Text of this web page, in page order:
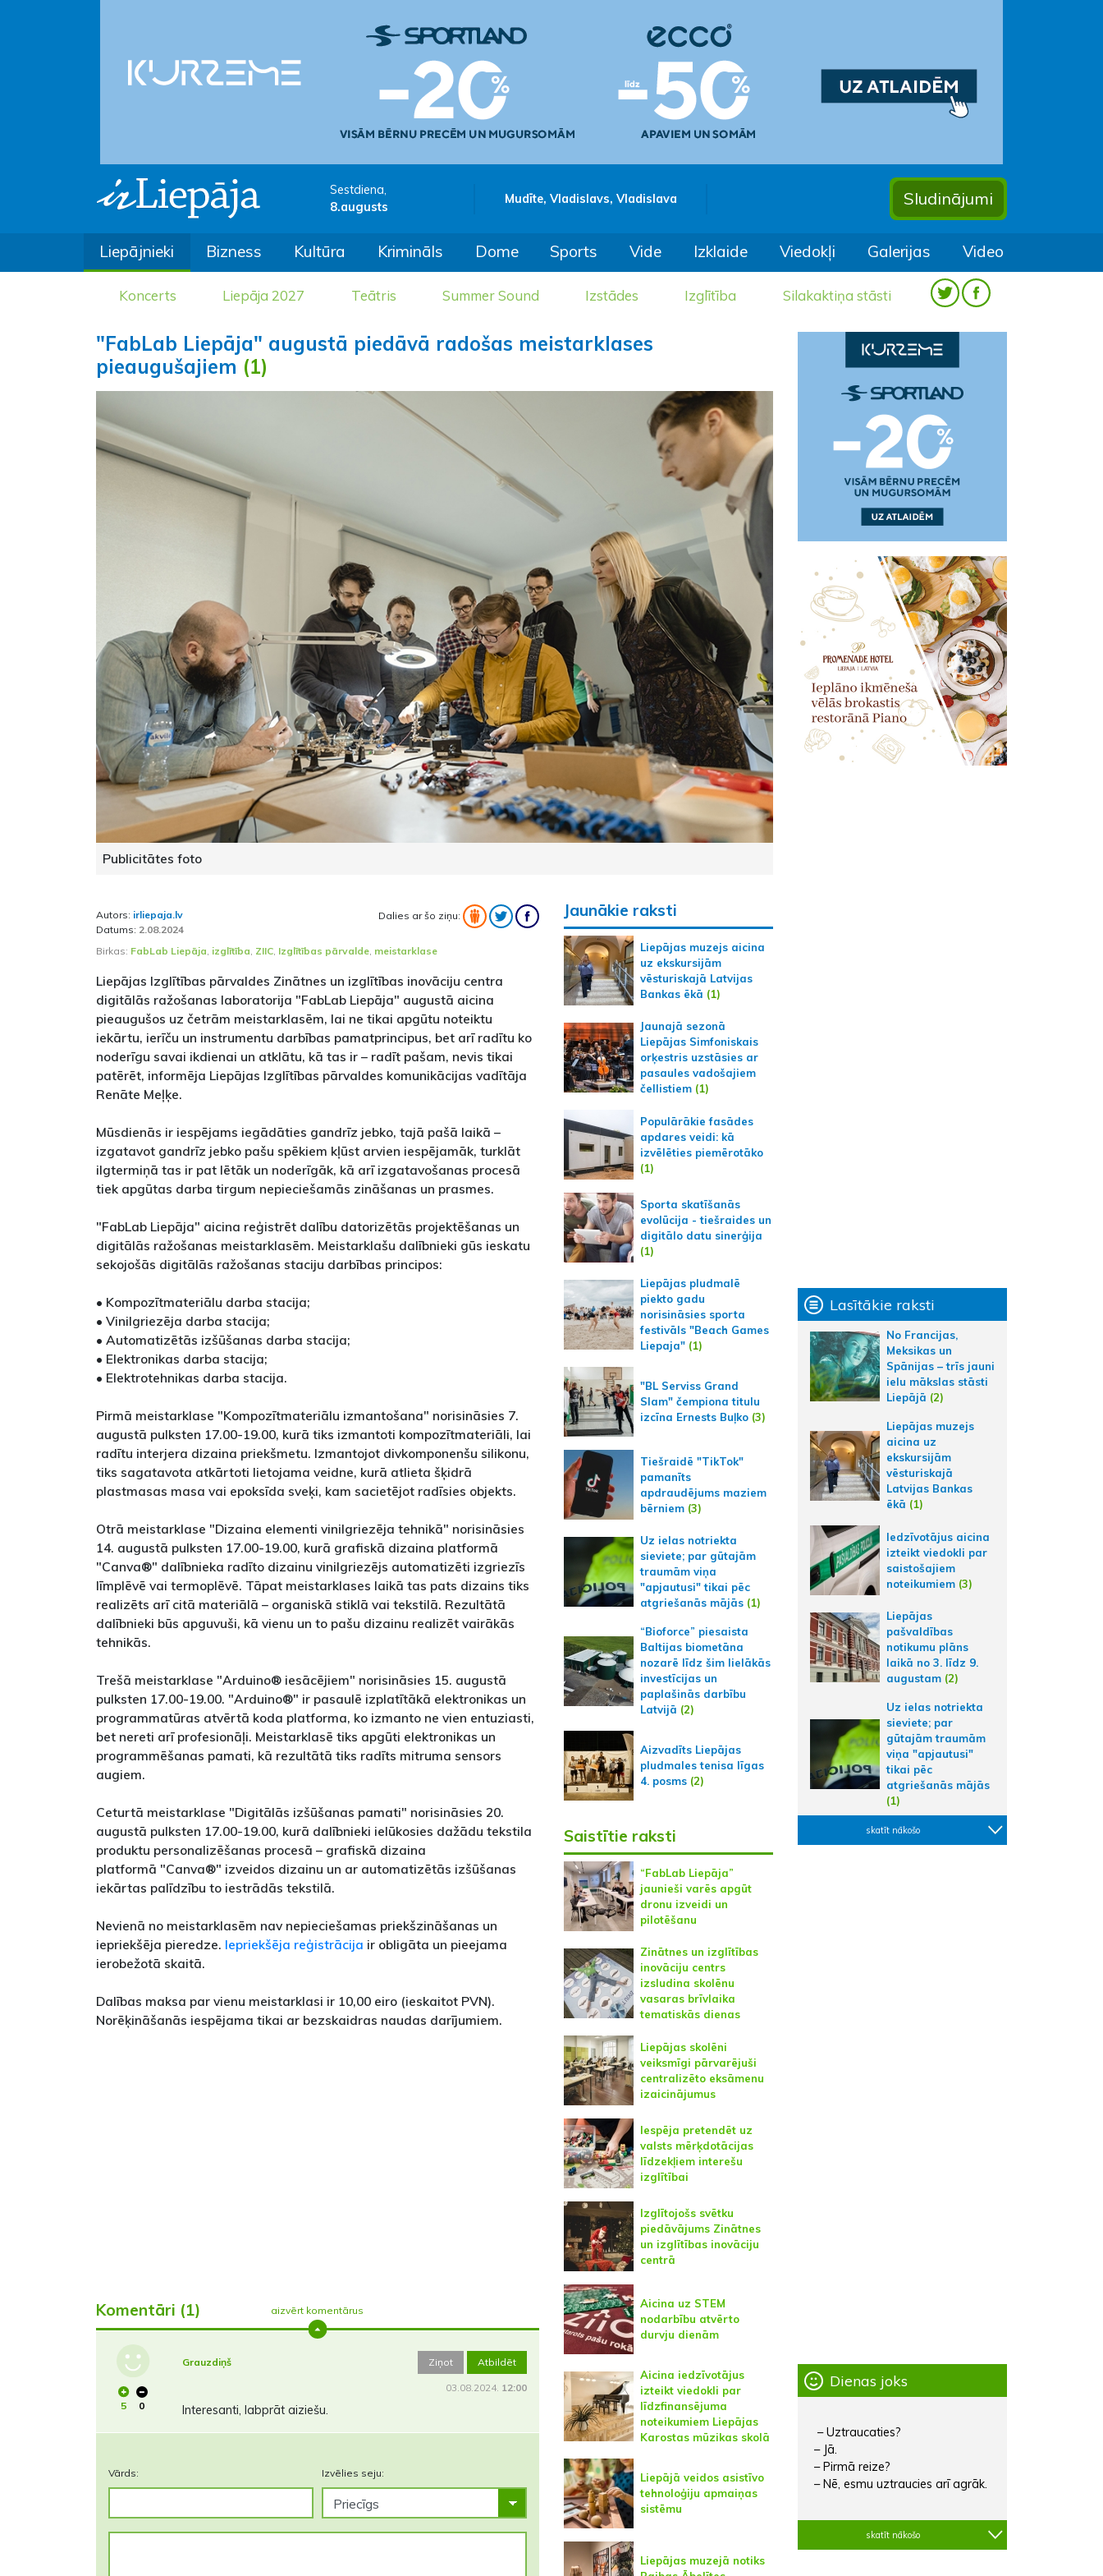
Sestdiena,
8.augusts
Mudīte, Vladislavs, Vladislava Sludinājumi
Liepājnieki Bizness Kultūra Krimināls Dome Sports Vide Izklaide Viedokļi Galerijas Video
Koncerts Liepāja 2027 Teātris Summer Sound Izstādes Izglītība Silakaktiņa stāsti
"FabLab Liepāja" augustā piedāvā radošas meistarklases
pieaugušajiem (1)
Publicitātes foto
Autors: irliepaja.lv
Datums: 2.08.2024
Dalies ar šo ziņu:
Birkas: FabLab Liepāja, izglītība, ZIIC, Izglītības pārvalde, meistarklase
Liepājas Izglītības pārvaldes Zinātnes un izglītības inovāciju centra
digitālās ražošanas laboratorija "FabLab Liepāja" augustā aicina
pieaugušos uz četrām meistarklasēm, lai ne tikai apgūtu noteiktu
iekārtu, ierīču un instrumentu darbības pamatprincipus, bet arī radītu ko
noderīgu savai ikdienai un atklātu, kā tas ir – radīt pašam, nevis tikai
patērēt, informēja Liepājas Izglītības pārvaldes komunikācijas vadītāja
Renāte Meļķe.
Mūsdienās ir iespējams iegādāties gandrīz jebko, tajā pašā laikā –
izgatavot gandrīz jebko pašu spēkiem kļūst arvien iespējamāk, turklāt
ilgtermiņā tas ir pat lētāk un noderīgāk, kā arī izgatavošanas procesā
tiek apgūtas darba tirgum nepieciešamās zināšanas un prasmes.
"FabLab Liepāja" aicina reģistrēt dalību datorizētās projektēšanas un
digitālās ražošanas meistarklasēm. Meistarklašu dalībnieki gūs ieskatu
sekojošās digitālās ražošanas staciju darbības principos:
• Kompozītmateriālu darba stacija;
• Vinilgriezēja darba stacija;
• Automatizētās izšūšanas darba stacija;
• Elektronikas darba stacija;
• Elektrotehnikas darba stacija.
Pirmā meistarklase "Kompozītmateriālu izmantošana" norisināsies 7.
augustā pulksten 17.00-19.00, kurā tiks izmantoti kompozītmateriāli, lai
radītu interjera dizaina priekšmetu. Izmantojot divkomponenšu silikonu,
tiks sagatavota atkārtoti lietojama veidne, kurā atlieta šķidrā
plastmasas masa vai epoksīda sveķi, kam sacietējot radīsies objekts.
Otrā meistarklase "Dizaina elementi vinilgriezēja tehnikā" norisināsies
14. augustā pulksten 17.00-19.00, kurā grafiskā dizaina platformā
"Canva®" dalībnieka radīto dizainu vinilgriezējs automatizēti izgriezīs
līmplēvē vai termoplēvē. Tāpat meistarklases laikā tas pats dizains tiks
realizēts arī citā materiālā – organiskā stiklā vai tekstilā. Rezultātā
dalībnieki būs apguvuši, kā vienu un to pašu dizainu realizēt vairākās
tehnikās.
Trešā meistarklase "Arduino® iesācējiem" norisināsies 15. augustā
pulksten 17.00-19.00. "Arduino®" ir pasaulē izplatītākā elektronikas un
programmatūras atvērtā koda platforma, ko izmanto ne vien entuziasti,
bet nereti arī profesionāļi. Meistarklasē tiks apgūti elektronikas un
programmēšanas pamati, kā rezultātā tiks radīts mitruma sensors
augiem.
Ceturtā meistarklase "Digitālās izšūšanas pamati" norisināsies 20.
augustā pulksten 17.00-19.00, kurā dalībnieki ielūkosies dažādu tekstila
produktu personalizēšanas procesā – grafiskā dizaina
platformā "Canva®" izveidos dizainu un ar automatizētās izšūšanas
iekārtas palīdzību to iestrādās tekstilā.
Nevienā no meistarklasēm nav nepieciešamas priekšzināšanas un
iepriekšēja pieredze. Iepriekšēja reģistrācija ir obligāta un pieejama
ierobežotā skaitā.
Dalības maksa par vienu meistarklasi ir 10,00 eiro (ieskaitot PVN).
Norēķināšanās iespējama tikai ar bezskaidras naudas darījumiem.
Komentāri (1) aizvērt komentārus
5 0
Grauzdiņš Ziņot Atbildēt
03.08.2024. 12:00
Interesanti, labprāt aiziešu.
Vārds: Izvēlies seju:
Jaunākie raksti
Liepājas muzejs aicina
uz ekskursijām
vēsturiskajā Latvijas
Bankas ēkā (1)
Jaunajā sezonā
Liepājas Simfoniskais
orķestris uzstāsies ar
pasaules vadošajiem
čellistiem(1)
Populārākie fasādes
apdares veidi: kā
izvēlēties piemērotāko
(1)
Sporta skatīšanās
evolūcija - tiešraides un
digitālo datu sinerģija
(1)
Liepājas pludmalē
piekto gadu
norisināsies sporta
festivāls "Beach Games
Liepaja"(1)
"BL Serviss Grand
Slam" čempiona titulu
izcīna Ernests Buļko(3)
Tiešraidē "TikTok"
pamanīts
apdraudējums maziem
bērniem(3)
Uz ielas notriekta
sieviete; par gūtajām
traumām viņa
"apjautusi" tikai pēc
atgriešanās mājās(1)
“Bioforce” piesaista
Baltijas biometāna
nozarē līdz šim lielākās
investīcijas un
paplašinās darbību
Latvijā (2)
Aizvadīts Liepājas
pludmales tenisa līgas
4. posms(2)
Saistītie raksti
“FabLab Liepāja”
jaunieši varēs apgūt
dronu izveidi un
pilotēšanu
Zinātnes un izglītības
inovāciju centrs
izsludina skolēnu
vasaras brīvlaika
tematiskās dienas
Liepājas skolēni
veiksmīgi pārvarējuši
centralizēto eksāmenu
izaicinājumus
Iespēja pretendēt uz
valsts mērķdotācijas
līdzekļiem interešu
izglītībai
Izglītojošs svētku
piedāvājums Zinātnes
un izglītības inovāciju
centrā
Aicina uz STEM
nodarbību atvērto
durvju dienām
Aicina iedzīvotājus
izteikt viedokli par
līdzfinansējuma
noteikumiem Liepājas
Karostas mūzikas skolā
Liepājā veidos asistīvo
tehnoloģiju apmaiņas
sistēmu
Liepājas muzejā notiks
Lasītākie raksti
No Francijas,
Meksikas un
Spānijas – trīs jauni
ielu mākslas stāsti
Liepājā (2)
Liepājas muzejs
aicina uz
ekskursijām
vēsturiskajā
Latvijas Bankas
ēkā (1)
Iedzīvotājus aicina
izteikt viedokli par
saistošajiem
noteikumiem (3)
Liepājas
pašvaldības
notikumu plāns
laikā no 3. līdz 9.
augustam (2)
Uz ielas notriekta
sieviete; par
gūtajām traumām
viņa "apjautusi"
tikai pēc
atgriešanās mājās
(1)
skatīt nākošo
Dienas joks
– Uztraucaties?
– Jā.
– Pirmā reize?
– Nē, esmu uztraucies arī agrāk.
skatīt nākošo